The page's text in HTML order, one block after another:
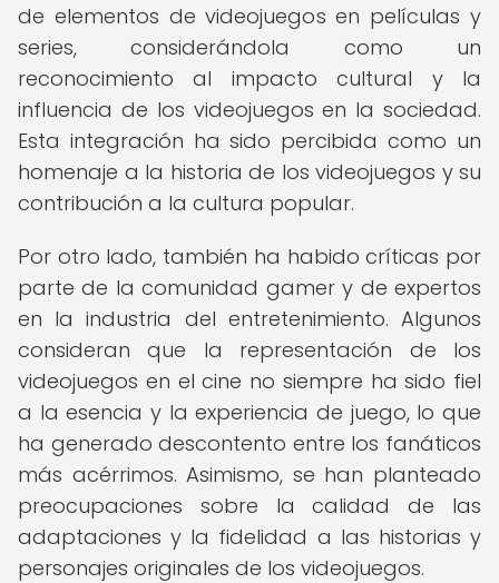
de elementos de videojuegos en películas y
series, considerándola como un
reconocimiento al impacto cultural y la
influencia de los videojuegos en la sociedad.
Esta integración ha sido percibida como un
homenaje a la historia de los videojuegos y su
contribución a la cultura popular.
Por otro lado, también ha habido críticas por
parte de la comunidad gamer y de expertos
en la industria del entretenimiento. Algunos
consideran que la representación de los
videojuegos en el cine no siempre ha sido fiel
a la esencia y la experiencia de juego, lo que
ha generado descontento entre los fanáticos
más acérrimos. Asimismo, se han planteado
preocupaciones sobre la calidad de las
adaptaciones y la fidelidad a las historias y
personajes originales de los videojuegos.